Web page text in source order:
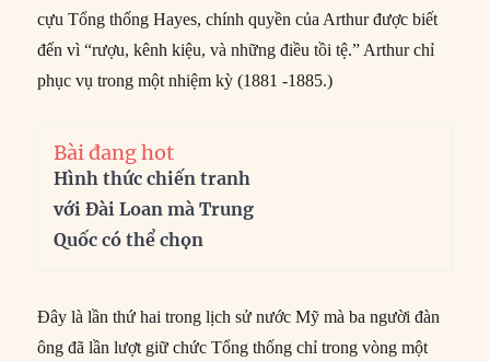
cựu Tổng thống Hayes, chính quyền của Arthur được biết
đến vì “rượu, kênh kiệu, và những điều tồi tệ.” Arthur chỉ
phục vụ trong một nhiệm kỳ (1881 -1885.)
Bài đang hot
Hình thức chiến tranh
với Đài Loan mà Trung
Quốc có thể chọn
Đây là lần thứ hai trong lịch sử nước Mỹ mà ba người đàn
ông đã lần lượt giữ chức Tổng thống chỉ trong vòng một